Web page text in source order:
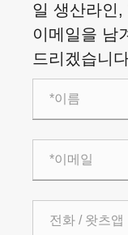
일 생산라인
이메일을 남
드리겠습니